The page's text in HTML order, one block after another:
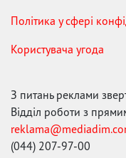
Політика у сфері
Користувача угода
З питань реклами
Відділ роботи з
(044) 207-97-00